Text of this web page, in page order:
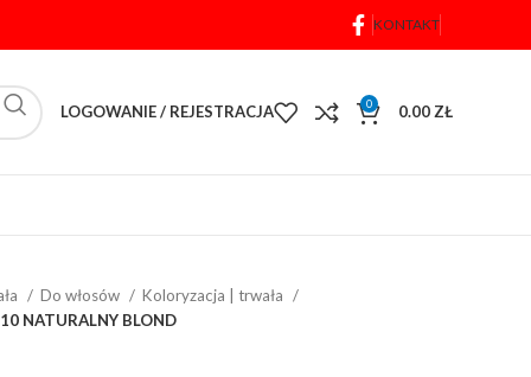
KONTAKT
LOGOWANIE / REJESTRACJA 0 0.00 ZŁ
Do włosów
Koloryzacja | trwała
NATURALNY BLOND